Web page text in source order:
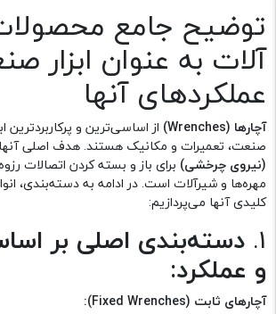
توضیح جامع
آلات به عنوان ابزار
عملکرد‌های آنها
آچارها (Wrenches)
از اساسی‌ترین و پرکاربردترین
صنعت، تعمیرات و مکانیک هستند. هدف اصلی آنها
(نیروی چرخشی) برای باز و بسته کردن اتصالات
مهره‌ها و شیرآلات است. در ادامه به دسته‌بندی،
کلیدی آنها می‌پردازیم:
1. دسته‌بندی اصلی بر
و عملکرد:
آچارهای ثابت (Fixed Wrenches):